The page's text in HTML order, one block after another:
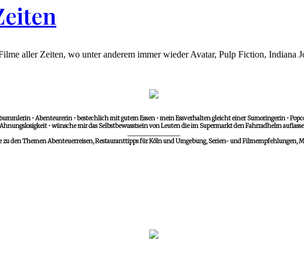
aller Zeiten, wo unter anderem immer wieder Avatar, Pulp Fiction, Indiana
• Abenteurerin • bestechlich mit gutem Essen • mein Essverhalten gleicht einer Sumoringerin •
Ahnungslosigkeit • wünsche mir das Selbstbewusstsein von Leuten die im Supermarkt den Fahrradhelm
__________________
den Themen Abenteuerreisen, Restauranttipps für Köln und Umgebung, Serien- und Filmempfehlungen,